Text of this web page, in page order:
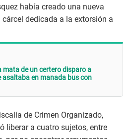
había creado una nueva
dedicada a la extorsión a
mata de un certero disparo a
asaltaba en manada bus con
de Crimen Organizado,
liberar a cuatro sujetos, entre